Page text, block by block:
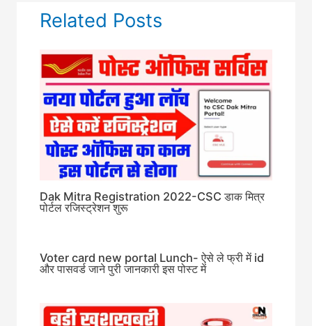
Related Posts
Dak Mitra Registration 2022-CSC डाक मित्र
पोर्टल रजिस्ट्रेशन शुरू
Voter card new portal Lunch- ऐसे ले फ्री में id
और पासवर्ड जाने पुरी जानकारी इस पोस्ट में